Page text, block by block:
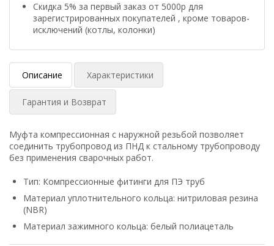
Скидка 5% за первый заказ от 5000р для
зарегистрированных покупателей , кроме товаров-
исключений (котлы, колонки)
Описание Характеристики
Гарантия и Возврат
Муфта компрессионная с наружной резьбой позволяет
соединить трубопровод из ПНД к стальному трубопроводу
без применения сварочных работ.
Тип: Компрессионные фитинги для ПЭ труб
Материал уплотнительного кольца: нитриловая резина
(NBR)
Материал зажимного кольца: белый полиацеталь